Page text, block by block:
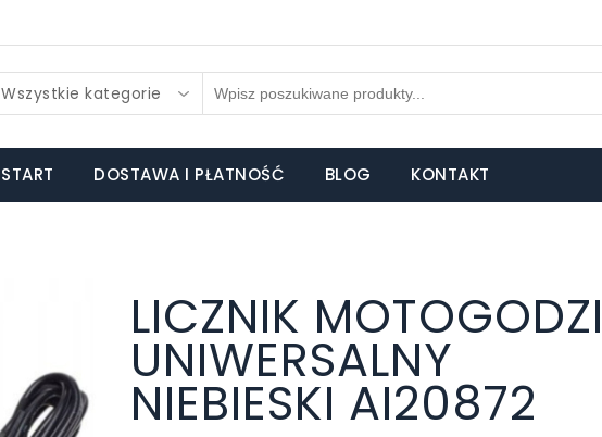
Wszystkie kategorie
START DOSTAWA I PŁATNOŚĆ BLOG KONTAKT
LICZNIK
UNIWERSALNY
NIEBIESKI AI20872